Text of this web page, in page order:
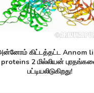
Monitor
கடல்...
செயற்கை
Synthetic